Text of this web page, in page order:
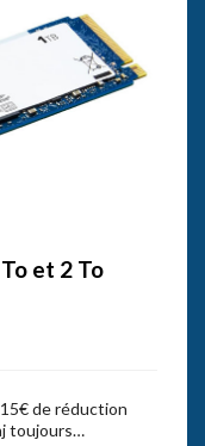
et 2 To
de réduction
toujours…